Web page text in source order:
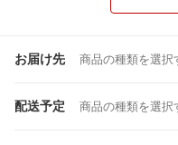
お届け先 商品の種類を選択
配送予定 商品の種類を選択